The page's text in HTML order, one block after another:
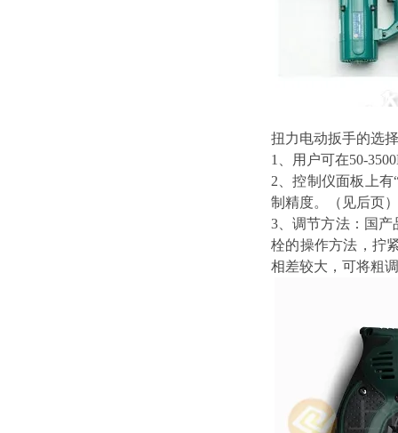
扭力电动扳手的选
1、用户可在50-
2、控制仪面板上
制精度。（见后页）
3、调节方法：国
栓的操作方法，拧
相差较大，可将粗